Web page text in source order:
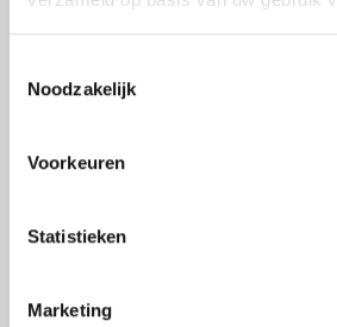
Noodzakelijk
Voorkeuren
Statistieken
Marketing
Maak kennis met de Euroscaffold
hoogwaardig systeem dat specifiek is
ontwerp maakt een snelle en eenvoudige
kortste keren veilig afgeschermd. Of u nu